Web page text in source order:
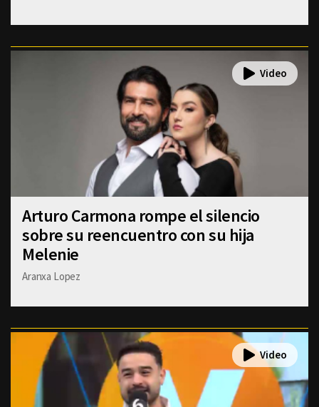
Arturo Carmona rompe el silencio
sobre su reencuentro con su hija
Melenie
Aranxa Lopez